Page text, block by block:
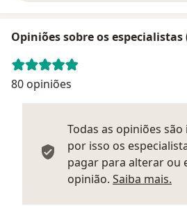
Opiniões sobre os especialistas
80 opiniões
Todas as opiniões
por isso os
pagar para alterar ou
opinião. Saiba mais.